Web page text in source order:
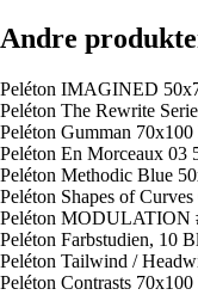
Andre
Peléton IMAGINED
Peléton The Rewrite
Peléton Gumman 70x100
Peléton En Morceaux 03
Peléton Methodic Blue
Peléton Shapes of
Peléton MODULATION
Peléton Farbstudien, 10
Peléton Tailwind /
Peléton Contrasts 70x100